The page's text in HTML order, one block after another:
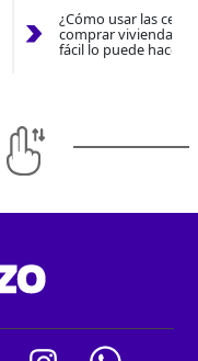
¿Cómo usar las
comprar vivienda
fácil lo puede hacer